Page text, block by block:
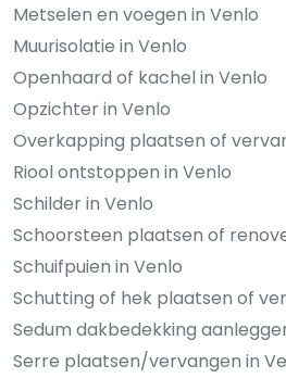
Metselen en voegen in Venlo
Muurisolatie in Venlo
Openhaard of kachel in Venlo
Opzichter in Venlo
Overkapping plaatsen of
Riool ontstoppen in Venlo
Schilder in Venlo
Schoorsteen plaatsen of
Schuifpuien in Venlo
Schutting of hek plaatsen of
Sedum dakbedekking
Serre plaatsen/vervangen in